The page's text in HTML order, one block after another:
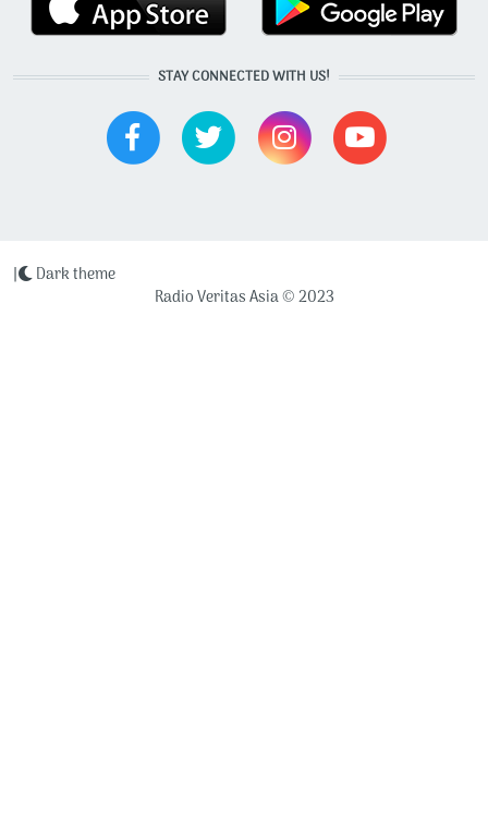
STAY CONNECTED WITH US!
Radio Veritas Asia © 2023
| Dark theme